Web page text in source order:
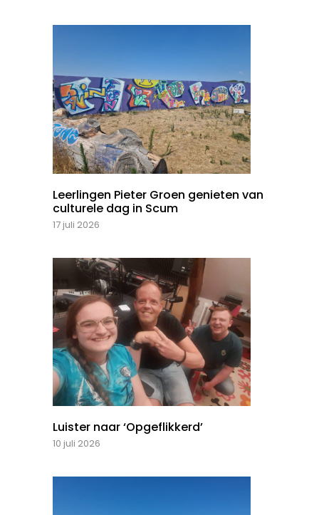
Leerlingen Pieter Groen genieten van
culturele dag in Scum
17 juli 2026
Luister naar ‘Opgeflikkerd’
10 juli 2026